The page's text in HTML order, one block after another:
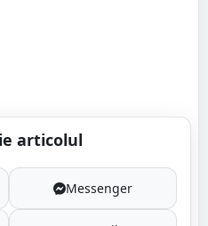
articolul
Messenger